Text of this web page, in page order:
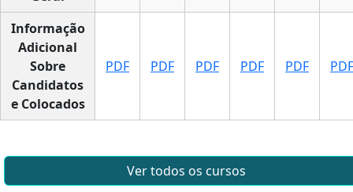
Informação
Adicional
Sobre
Candidatos
e Colocados
PDF PDF PDF PDF PDF PDF
Ver todos os cursos